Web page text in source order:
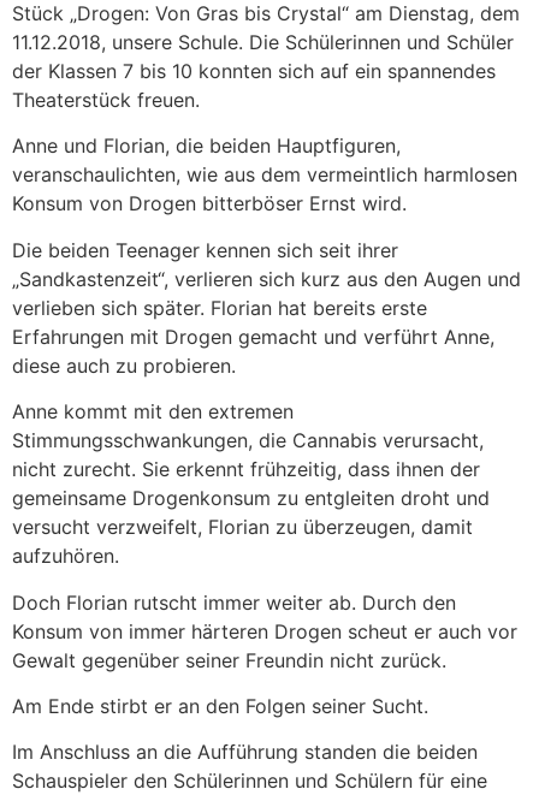
Stück „Drogen: Von Gras bis Crystal“ am Dienstag, dem
11.12.2018, unsere Schule. Die Schülerinnen und Schüler
der Klassen 7 bis 10 konnten sich auf ein spannendes
Theaterstück freuen.
Anne und Florian, die beiden Hauptfiguren,
veranschaulichten, wie aus dem vermeintlich harmlosen
Konsum von Drogen bitterböser Ernst wird.
Die beiden Teenager kennen sich seit ihrer
„Sandkastenzeit“, verlieren sich kurz aus den Augen und
verlieben sich später. Florian hat bereits erste
Erfahrungen mit Drogen gemacht und verführt Anne,
diese auch zu probieren.
Anne kommt mit den extremen
Stimmungsschwankungen, die Cannabis verursacht,
nicht zurecht. Sie erkennt frühzeitig, dass ihnen der
gemeinsame Drogenkonsum zu entgleiten droht und
versucht verzweifelt, Florian zu überzeugen, damit
aufzuhören.
Doch Florian rutscht immer weiter ab. Durch den
Konsum von immer härteren Drogen scheut er auch vor
Gewalt gegenüber seiner Freundin nicht zurück.
Am Ende stirbt er an den Folgen seiner Sucht.
Im Anschluss an die Aufführung standen die beiden
Schauspieler den Schülerinnen und Schülern für eine